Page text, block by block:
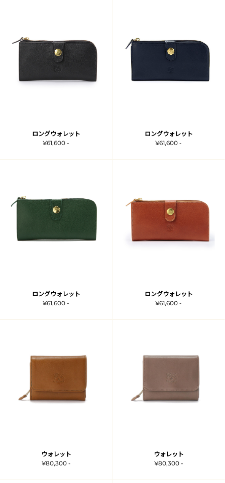
ロングウォレット
¥61,600 -
ロングウォレット
¥61,600 -
ロングウォレット
¥61,600 -
ロングウォレット
¥61,600 -
ウォレット
¥80,300 -
ウォレット
¥80,300 -